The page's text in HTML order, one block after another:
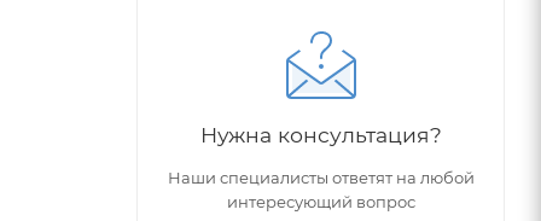
Нужна консультация?
Наши специалисты ответят на любой
интересующий вопрос